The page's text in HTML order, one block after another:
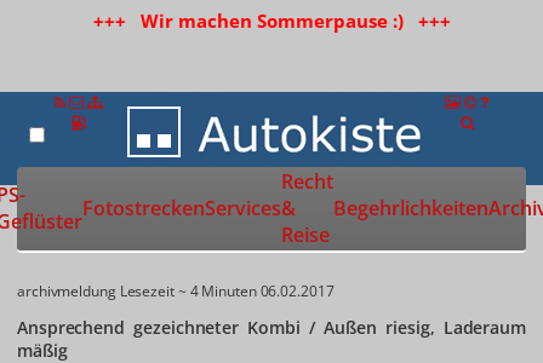
+++ Wir machen Sommerpause :) +++
Zur Startseite
FotostreckenServices
Recht
&
Reise
Begehrlichkeiten
archivmeldung Lesezeit ~ 4 Minuten06.02.2017
Ansprechend gezeichneter Kombi / Außen riesig, Laderaum
mäßig